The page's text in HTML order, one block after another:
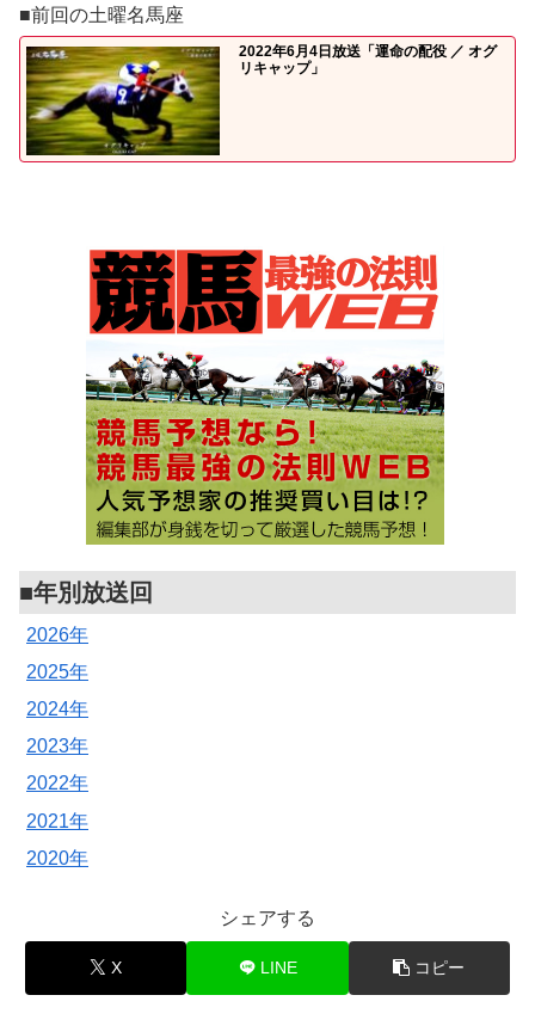
■前回の土曜名馬座
2022年6月4日放送「運命の配役 ／ オグ
リキャップ」
■年別放送回
2026年
2025年
2024年
2023年
2022年
2021年
2020年
シェアする
X LINE コピー